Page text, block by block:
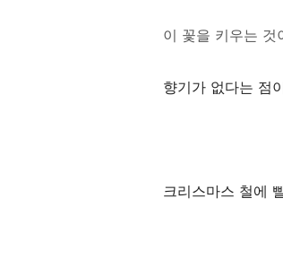
이 꽃을 키우는 것
향기가 없다는 점
크리스마스 철에